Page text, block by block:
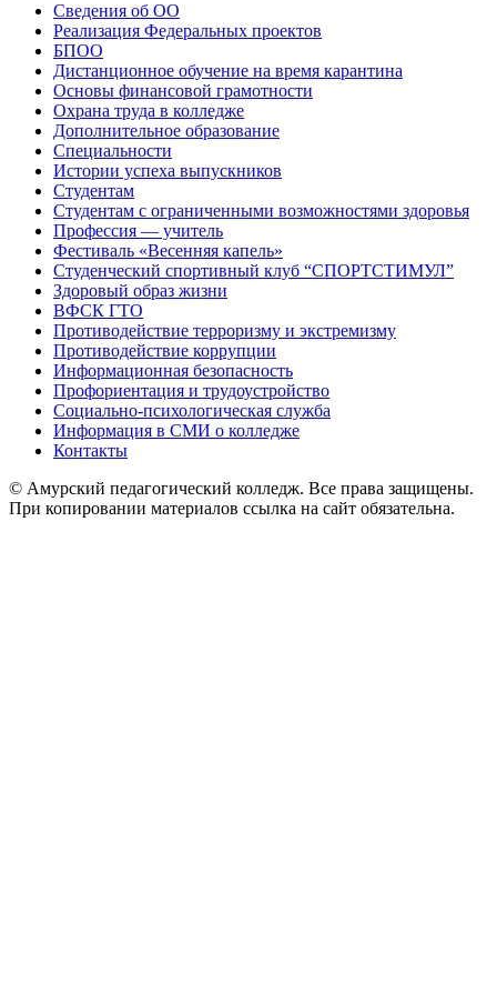
Сведения об ОО
Реализация Федеральных проектов
БПОО
Дистанционное обучение на время карантина
Основы финансовой грамотности
Охрана труда в колледже
Дополнительное образование
Специальности
Истории успеха выпускников
Студентам
Студентам с ограниченными возможностями здоровья
Профессия — учитель
Фестиваль «Весенняя капель»
Студенческий спортивный клуб “СПОРТСТИМУЛ”
Здоровый образ жизни
ВФСК ГТО
Противодействие терроризму и экстремизму
Противодействие коррупции
Информационная безопасность
Профориентация и трудоустройство
Социально-психологическая служба
Информация в СМИ о колледже
Контакты
© Амурский педагогический колледж. Все права защищены.
При копировании материалов ссылка на сайт обязательна.